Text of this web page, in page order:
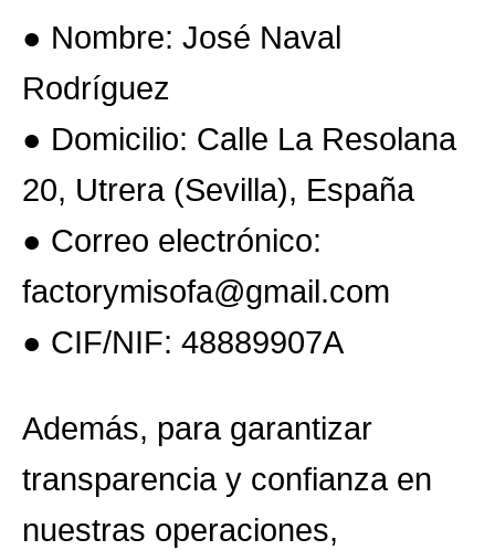
● Nombre: José Naval
Rodríguez
● Domicilio: Calle La Resolana
20, Utrera (Sevilla), España
● Correo electrónico:
factorymisofa@gmail.com
● CIF/NIF: 48889907A
Además, para garantizar
transparencia y confianza en
nuestras operaciones,